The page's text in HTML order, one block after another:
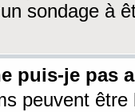
sondage à
puis-je pas
peuvent être